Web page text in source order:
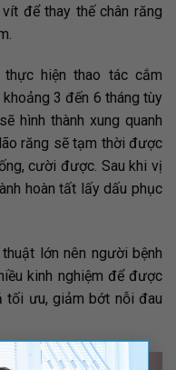
để thay thế chân răng
hiện thao tác cắm
3 đến 6 tháng tùy
hình thành xung quanh
răng sẽ tạm thời được
cười được. Sau khi vị
hoàn tất lấy dấu phục
lớn nên người bệnh
kinh nghiệm để được
tối ưu, giảm bớt nỗi đau